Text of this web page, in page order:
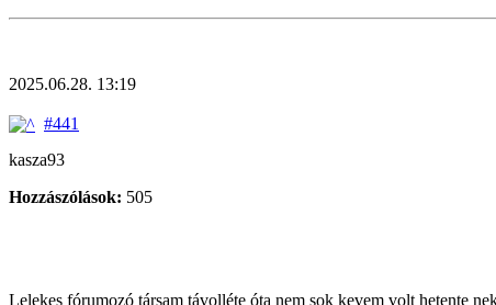
2025.06.28. 13:19
#441
kasza93
Hozzászólások: 505
Lelekes fórumozó társam távolléte óta nem sok kevem volt hetente